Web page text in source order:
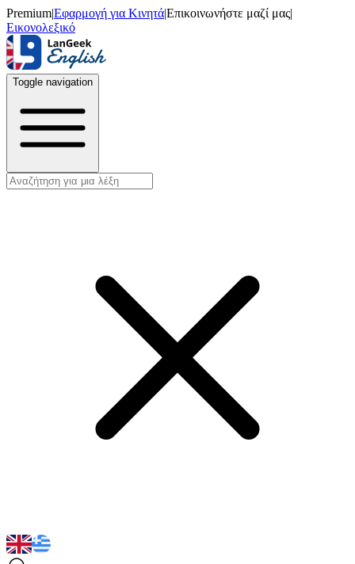
Premium|Εφαρμογή για Κινητά|Επικοινωνήστε μαζί μας|
Εικονολεξικό
Toggle navigation